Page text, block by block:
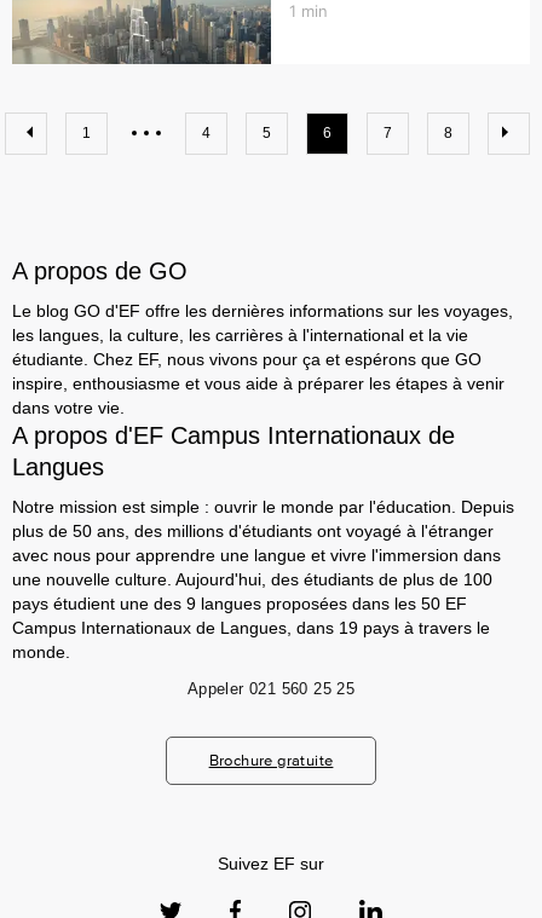
1 min
1 4 5 6 7 8
A propos de GO
Le blog GO d'EF offre les dernières informations sur les voyages,
les langues, la culture, les carrières à l'international et la vie
étudiante. Chez EF, nous vivons pour ça et espérons que GO
inspire, enthousiasme et vous aide à préparer les étapes à venir
dans votre vie.
A propos d'EF Campus Internationaux de
Langues
Notre mission est simple : ouvrir le monde par l'éducation. Depuis
plus de 50 ans, des millions d'étudiants ont voyagé à l'étranger
avec nous pour apprendre une langue et vivre l'immersion dans
une nouvelle culture. Aujourd'hui, des étudiants de plus de 100
pays étudient une des 9 langues proposées dans les 50 EF
Campus Internationaux de Langues, dans 19 pays à travers le
monde.
Appeler 021 560 25 25
Brochure gratuite
Suivez EF sur